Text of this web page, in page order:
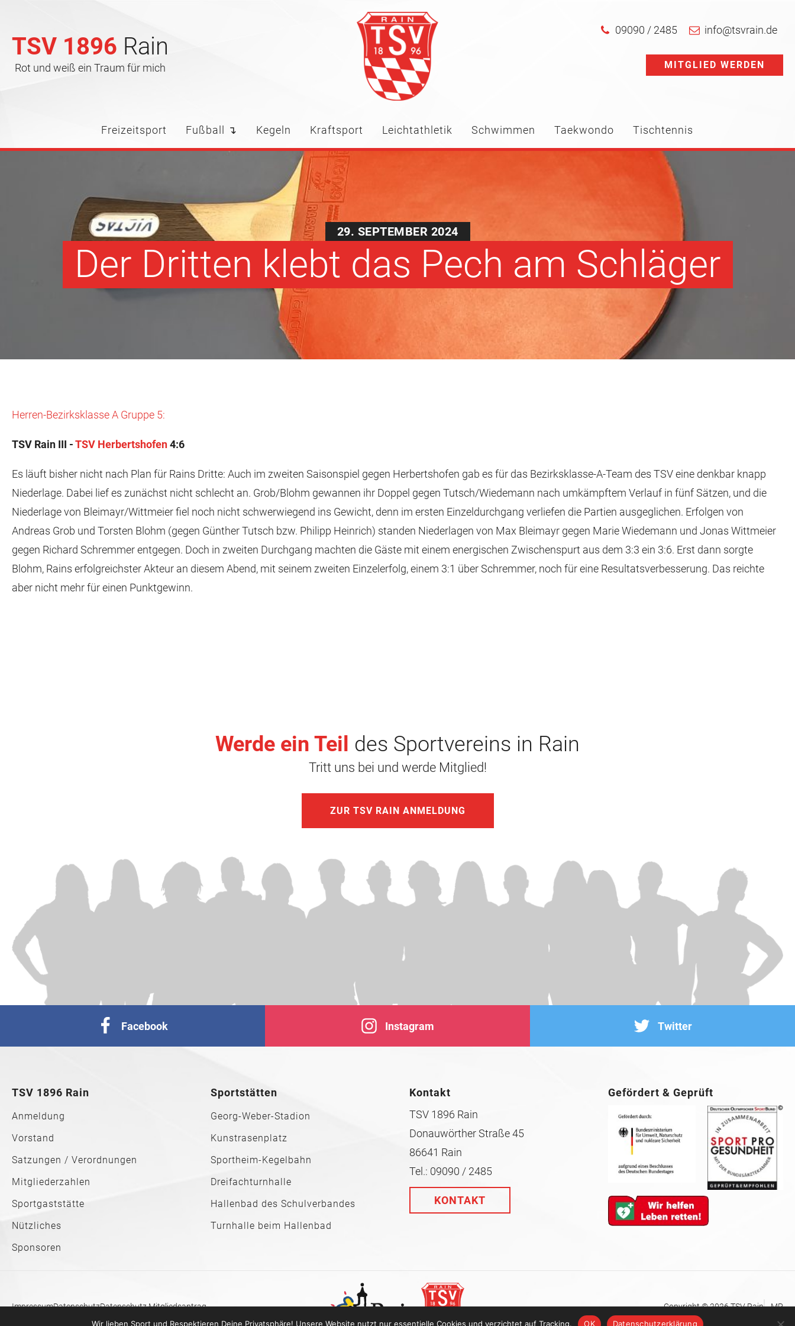
TSV 1896 Rain
Rot und weiß ein Traum für mich
09090 / 2485 info@tsvrain.de
MITGLIED WERDEN
Freizeitsport Fußball ↴ Kegeln Kraftsport Leichtathletik Schwimmen Taekwondo Tischtennis
29. SEPTEMBER 2024
Der Dritten klebt das Pech am Schläger
Herren-Bezirksklasse A Gruppe 5:
TSV Rain III -TSV Herbertshofen4:6
Es läuft bisher nicht nach Plan für Rains Dritte: Auch im zweiten Saisonspiel gegen Herbertshofen gab es für das Bezirksklasse-A-Team des TSV eine denkbar knapp
Niederlage. Dabei lief es zunächst nicht schlecht an. Grob/Blohm gewannen ihr Doppel gegen Tutsch/Wiedemann nach umkämpftem Verlauf in fünf Sätzen, und die
Niederlage von Bleimayr/Wittmeier fiel noch nicht schwerwiegend ins Gewicht, denn im ersten Einzeldurchgang verliefen die Partien ausgeglichen. Erfolgen von
Andreas Grob und Torsten Blohm (gegen Günther Tutsch bzw. Philipp Heinrich) standen Niederlagen von Max Bleimayr gegen Marie Wiedemann und Jonas Wittmeier
gegen Richard Schremmer entgegen. Doch in zweiten Durchgang machten die Gäste mit einem energischen Zwischenspurt aus dem 3:3 ein 3:6. Erst dann sorgte
Blohm, Rains erfolgreichster Akteur an diesem Abend, mit seinem zweiten Einzelerfolg, einem 3:1 über Schremmer, noch für eine Resultatsverbesserung. Das reichte
aber nicht mehr für einen Punktgewinn.
Werde ein Teil des Sportvereins in Rain
Tritt uns bei und werde Mitglied!
ZUR TSV RAIN ANMELDUNG
Facebook Instagram Twitter
TSV 1896 Rain
Anmeldung
Vorstand
Satzungen / Verordnungen
Mitgliederzahlen
Sportgaststätte
Nützliches
Sponsoren
Sportstätten
Georg-Weber-Stadion
Kunstrasenplatz
Sportheim-Kegelbahn
Dreifachturnhalle
Hallenbad des Schulverbandes
Turnhalle beim Hallenbad
Kontakt
TSV 1896 Rain
Donauwörther Straße 45
86641 Rain
Tel.: 09090 / 2485
KONTAKT
Gefördert & Geprüft
ImpressumDatenschutzDatenschutz Mitgliedsantrag Copyright © 2026 TSV Rain
MP
Wir lieben Sport und Respektieren Deine Privatsphäre! Unsere Website nutzt nur essentielle Cookies und verzichtet auf Tracking.
OK Datenschutzerklärung